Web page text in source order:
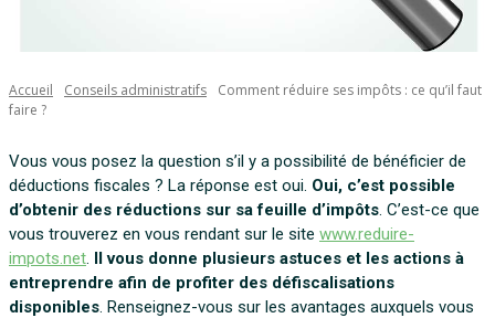
Accueil Conseils administratifs
Comment réduire ses impôts : ce qu’il faut
faire ?
Vous vous posez la question s’il y a possibilité de bénéficier de
déductions fiscales ? La réponse est oui. Oui, c’est possible
d’obtenir des réductions sur sa feuille d’impôts. C’est-ce que
vous trouverez en vous rendant sur le site www.reduire-
impots.net. Il vous donne plusieurs astuces et les actions à
entreprendre afin de profiter des défiscalisations
disponibles. Renseignez-vous sur les avantages auxquels vous